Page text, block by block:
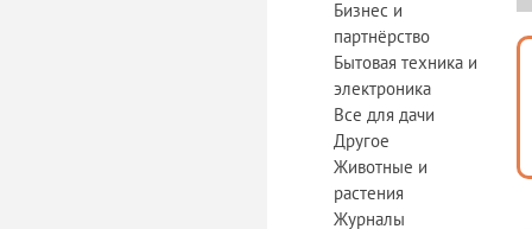
Бизнес и
партнёрство
Бытовая техника и
электроника
Все для дачи
Другое
Животные и
растения
Журналы